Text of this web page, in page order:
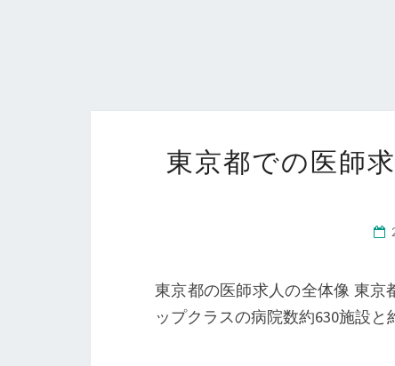
東京都での医師
東京都の医師求人の全体像 東
ップクラスの病院数約630施設